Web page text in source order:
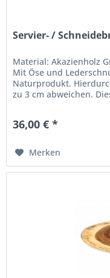
Servier- /
Material: Akazienholz
Mit Öse und
Naturprodukt.
zu 3 cm abweichen.
36,00 € *
Merken